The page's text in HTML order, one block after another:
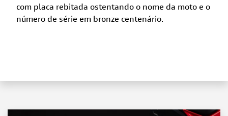
com placa rebitada ostentando o nome da moto e o
número de série em bronze centenário.